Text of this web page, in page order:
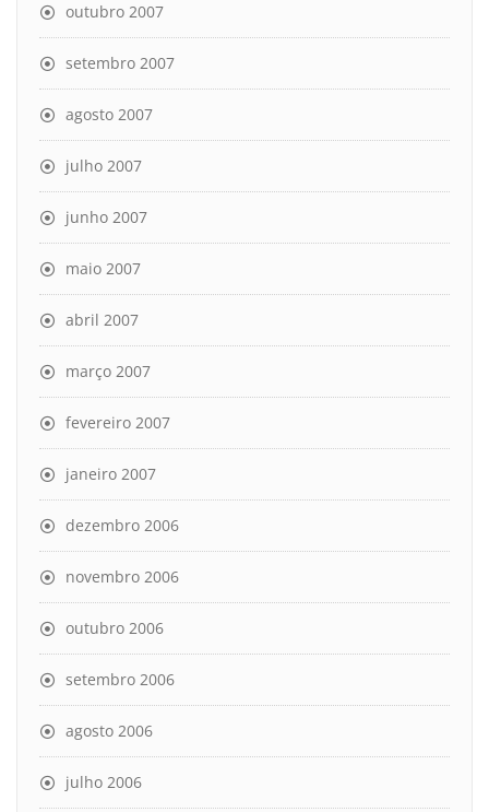
outubro 2007
setembro 2007
agosto 2007
julho 2007
junho 2007
maio 2007
abril 2007
março 2007
fevereiro 2007
janeiro 2007
dezembro 2006
novembro 2006
outubro 2006
setembro 2006
agosto 2006
julho 2006